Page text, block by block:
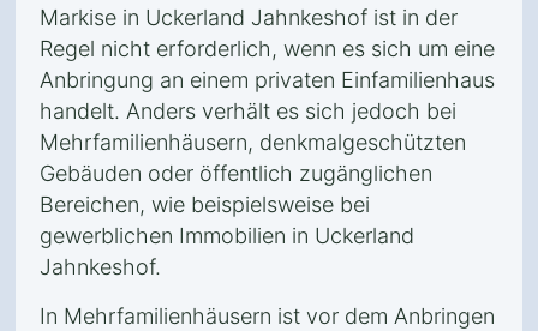
Markise in Uckerland Jahnkeshof ist in der
Regel nicht erforderlich, wenn es sich um eine
Anbringung an einem privaten Einfamilienhaus
handelt. Anders verhält es sich jedoch bei
Mehrfamilienhäusern, denkmalgeschützten
Gebäuden oder öffentlich zugänglichen
Bereichen, wie beispielsweise bei
gewerblichen Immobilien in Uckerland
Jahnkeshof.
In Mehrfamilienhäusern ist vor dem Anbringen